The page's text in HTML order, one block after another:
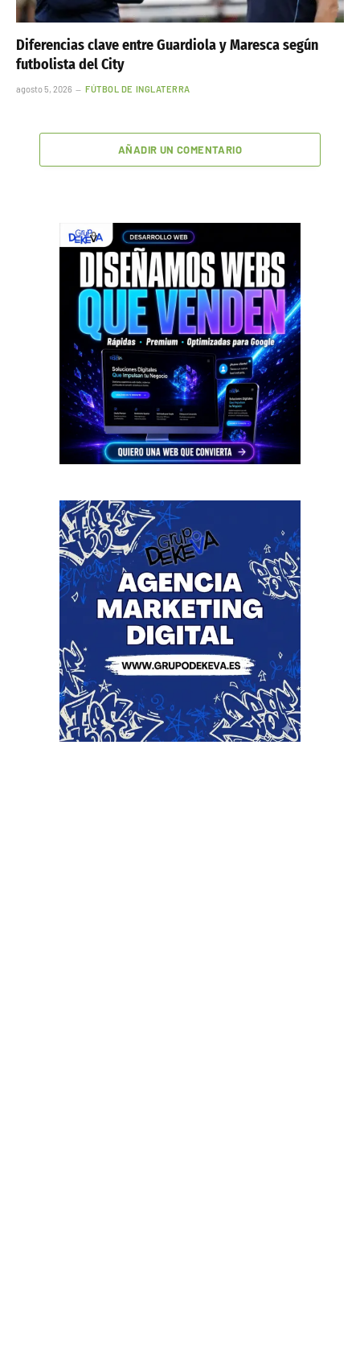
Diferencias clave entre Guardiola y Maresca según
futbolista del City
agosto 5, 2026 FÚTBOL DE INGLATERRA
AÑADIR UN COMENTARIO